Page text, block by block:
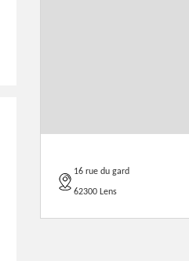
16 rue du gard
62300 Lens